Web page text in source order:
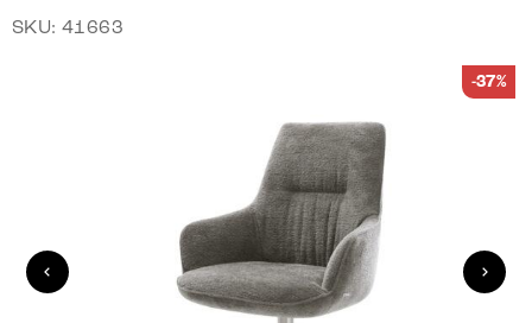
SKU: 41663
-37%